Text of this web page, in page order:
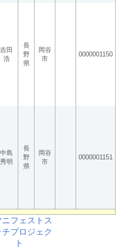
吉田
浩
長
野
県
岡谷
市
0000001150
中島
秀明
長
野
県
岡谷
市
0000001151